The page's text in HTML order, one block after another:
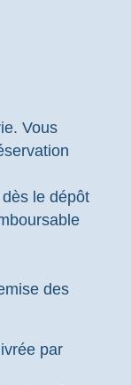
Vous
le dépôt
des
par